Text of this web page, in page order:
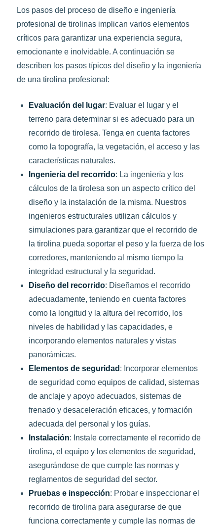
Los pasos del proceso de diseño e ingeniería
profesional de tirolinas implican varios elementos
críticos para garantizar una experiencia segura,
emocionante e inolvidable. A continuación se
describen los pasos típicos del diseño y la ingeniería
de una tirolina profesional:
Evaluación del lugar: Evaluar el lugar y el
terreno para determinar si es adecuado para un
recorrido de tirolesa. Tenga en cuenta factores
como la topografía, la vegetación, el acceso y las
características naturales.
Ingeniería del recorrido: La ingeniería y los
cálculos de la tirolesa son un aspecto crítico del
diseño y la instalación de la misma. Nuestros
ingenieros estructurales utilizan cálculos y
simulaciones para garantizar que el recorrido de
la tirolina pueda soportar el peso y la fuerza de los
corredores, manteniendo al mismo tiempo la
integridad estructural y la seguridad.
Diseño del recorrido: Diseñamos el recorrido
adecuadamente, teniendo en cuenta factores
como la longitud y la altura del recorrido, los
niveles de habilidad y las capacidades, e
incorporando elementos naturales y vistas
panorámicas.
Elementos de seguridad : Incorporar elementos
de seguridad como equipos de calidad, sistemas
de anclaje y apoyo adecuados, sistemas de
frenado y desaceleración eficaces, y formación
adecuada del personal y los guías.
Instalación: Instale correctamente el recorrido de
tirolina, el equipo y los elementos de seguridad,
asegurándose de que cumple las normas y
reglamentos de seguridad del sector.
Pruebas e inspección: Probar e inspeccionar el
recorrido de tirolina para asegurarse de que
funciona correctamente y cumple las normas de